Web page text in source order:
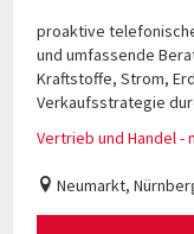
proaktive
und umfassende
Kraftstoffe, Strom,
Verkaufsstrategie
Vertrieb und Handel -
Neumarkt,